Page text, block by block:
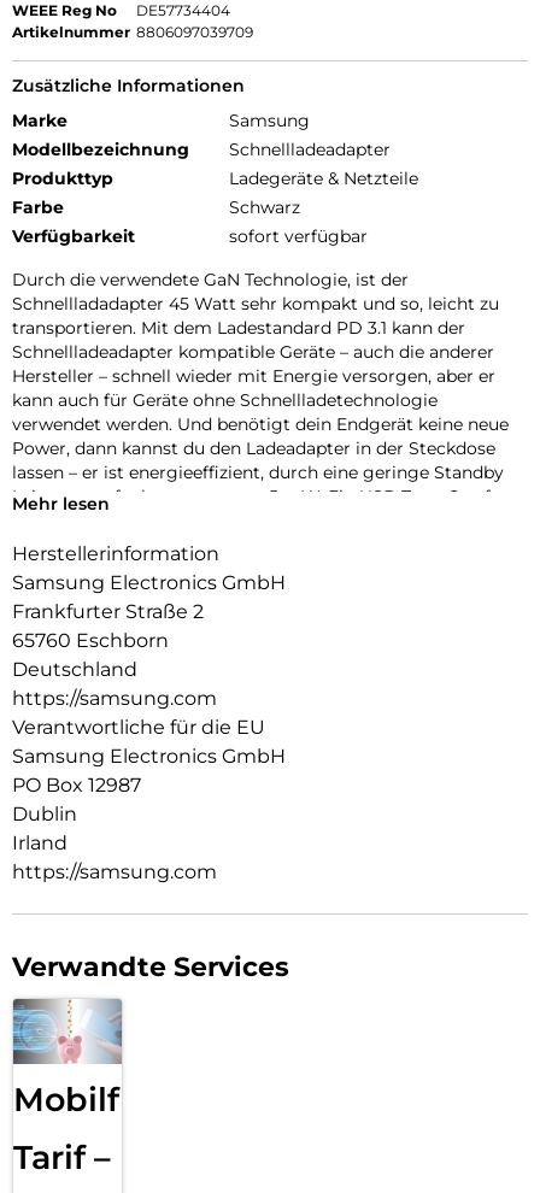
WEEE Reg No
DE57734404
Artikelnummer 8806097039709
Zusätzliche Informationen
Marke
Samsung
Modellbezeichnung
Schnellladeadapter
Produkttyp
Ladegeräte & Netzteile
Farbe
Schwarz
Verfügbarkeit
sofort verfügbar
Durch die verwendete GaN Technologie, ist der
Schnellladadapter 45 Watt sehr kompakt und so, leicht zu
transportieren. Mit dem Ladestandard PD 3.1 kann der
Schnellladeadapter kompatible Geräte – auch die anderer
Hersteller – schnell wieder mit Energie versorgen, aber er
kann auch für Geräte ohne Schnellladetechnologie
verwendet werden. Und benötigt dein Endgerät keine neue
Power, dann kannst du den Ladeadapter in der Steckdose
lassen – er ist energieeffizient, durch eine geringe Standby
Leistungsaufnahme von nur ≤ 5 mW. Ein USB Type-C auf
Mehr lesen
Herstellerinformation
Samsung Electronics GmbH
Frankfurter Straße 2
65760 Eschborn
Deutschland
https://samsung.com
Verantwortliche für die EU
Samsung Electronics GmbH
PO Box 12987
Dublin
Irland
https://samsung.com
Verwandte Services
Mobilfunk
Tarif –